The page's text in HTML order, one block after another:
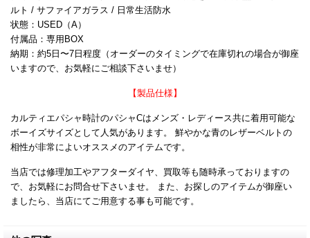
ルト / サファイアガラス / 日常生活防水
状態：USED（A）
付属品：専用BOX
納期：約5日〜7日程度（オーダーのタイミングで在庫切れの場合が御座
いますので、お気軽にご相談下さいませ）
【製品仕様】
カルティエパシャ時計のパシャCはメンズ・レディース共に着用可能な
ボーイズサイズとして人気があります。 鮮やかな青のレザーベルトの
相性が非常によいオススメのアイテムです。
当店では修理加工やアフターダイヤ、買取等も随時承っておりますの
で、お気軽にお問合せ下さいませ。 また、お探しのアイテムが御座い
ましたら、当店にてご用意する事も可能です。